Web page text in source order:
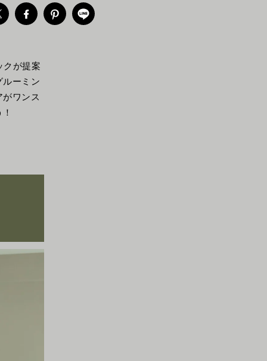
クが提案
ルーミン
ワンス